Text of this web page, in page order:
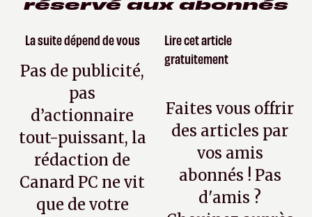
La suite dépend de vous
Pas de publicité,
pas
d’actionnaire
tout-puissant, la
rédaction de
Canard PC ne vit
que de votre
Lire cet article
gratuitement
Faites vous offrir
des articles par
vos amis
abonnés ! Pas
d'amis ?